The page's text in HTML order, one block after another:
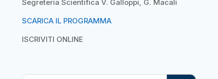
Segreteria Scientifica V. Galloppi, G. Macali
SCARICA IL PROGRAMMA
ISCRIVITI ONLINE